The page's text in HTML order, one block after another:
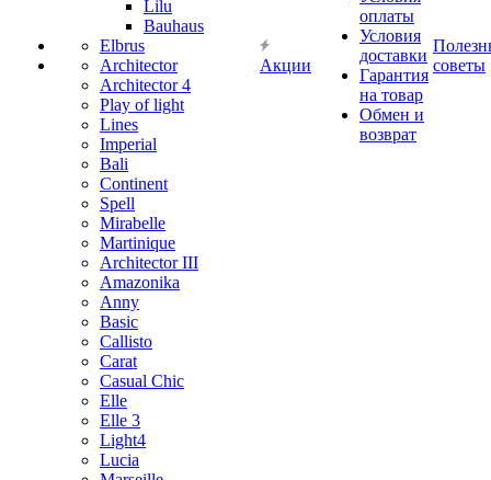
Lilu
Bauhaus
Elbrus
Architector
Architector 4
Play of light
Lines
Imperial
Bali
Continent
Spell
Mirabelle
Martinique
Architector III
Amazonika
Anny
Basic
Callisto
Carat
Casual Chic
Elle
Elle 3
Light4
Lucia
Акции
оплаты
Условия
доставки
Гарантия
на товар
Обмен и
возврат
советы